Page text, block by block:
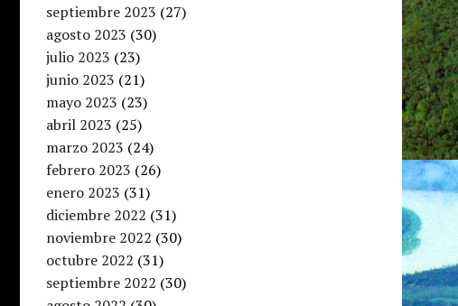
septiembre 2023 (27)
agosto 2023 (30)
julio 2023 (23)
junio 2023 (21)
mayo 2023 (23)
abril 2023 (25)
marzo 2023 (24)
febrero 2023 (26)
enero 2023 (31)
diciembre 2022 (31)
noviembre 2022 (30)
octubre 2022 (31)
septiembre 2022 (30)